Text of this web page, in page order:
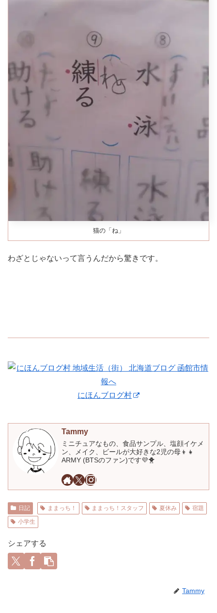
猫の「ね」
わざとじゃないって言うんだから驚きです。
にほんブログ村
Tammy
ミニチュアなもの、食品サンプル、塩顔イケメ
ン、メイク、ビールが大好きな2児の母👦👧
ARMY (BTSのファン)です💜🐥
日記 ままっち！ ままっち！スタッフ 夏休み
宿題
小学生
シェアする
Tammy